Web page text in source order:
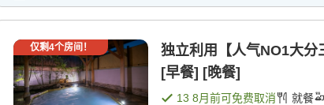
仅剩4个房间！
独立利用【人气NO1大分
[早餐] [晚餐]
13 8月前可免费取消 就餐